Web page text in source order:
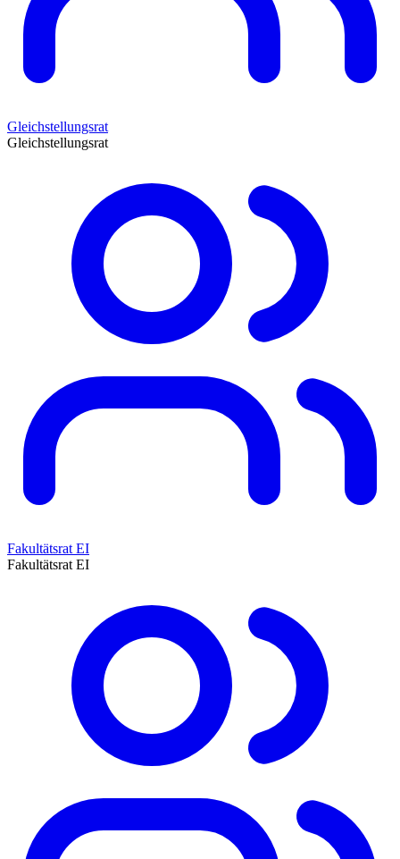
Gleichstellungsrat
Gleichstellungsrat
Fakultätsrat EI
Fakultätsrat EI